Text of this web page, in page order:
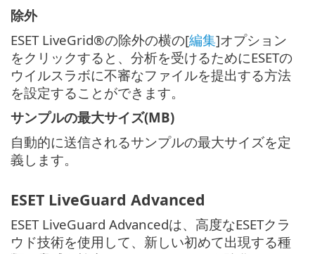
除外
ESET LiveGrid®の除外の横の[編集]オプション
をクリックすると、分析を受けるためにESETの
ウイルスラボに不審なファイルを提出する方法
を設定することができます。
サンプルの最大サイズ(MB)
自動的に送信されるサンプルの最大サイズを定
義します。
ESET LiveGuard Advanced
ESET LiveGuard Advancedは、高度なESETクラ
ウド技術を使用して、新しい初めて出現する種